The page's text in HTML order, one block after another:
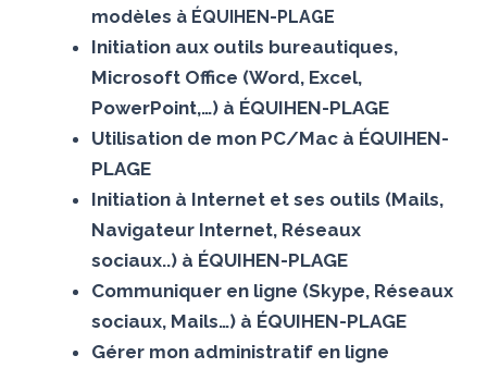
modèles à ÉQUIHEN-PLAGE
Initiation aux outils bureautiques,
Microsoft Office (Word, Excel,
PowerPoint,…) à ÉQUIHEN-PLAGE
Utilisation de mon PC/Mac à ÉQUIHEN-
PLAGE
Initiation à Internet et ses outils (Mails,
Navigateur Internet, Réseaux
sociaux..) à ÉQUIHEN-PLAGE
Communiquer en ligne (Skype, Réseaux
sociaux, Mails…) à ÉQUIHEN-PLAGE
Gérer mon administratif en ligne